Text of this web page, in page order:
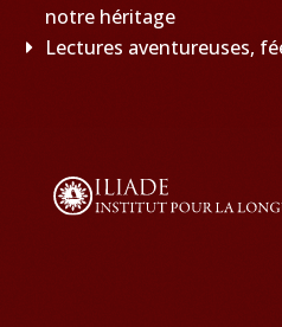
notre héritage
Lectures aventureuses,